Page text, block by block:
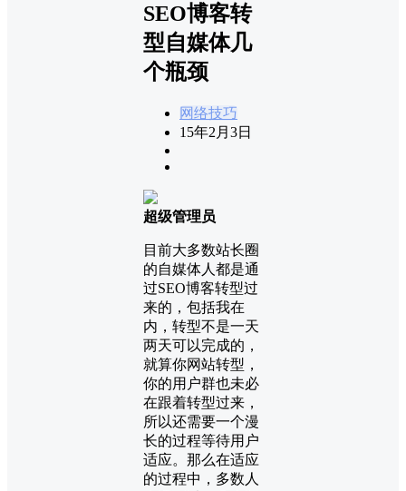
SEO博客转
型自媒体几
个瓶颈
网络技巧
15年2月3日
超级管理员
目前大多数站长圈
的自媒体人都是通
过SEO博客转型过
来的，包括我在
内，转型不是一天
两天可以完成的，
就算你网站转型，
你的用户群也未必
在跟着转型过来，
所以还需要一个漫
长的过程等待用户
适应。那么在适应
的过程中，多数人